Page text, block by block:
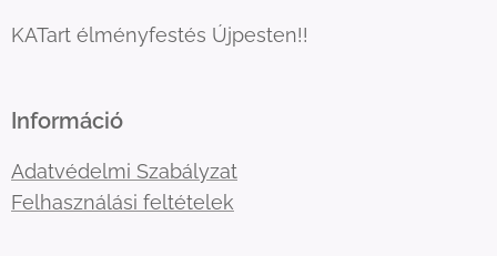
KATart élményfestés Újpesten!!
Információ
Adatvédelmi Szabályzat
Felhasználási feltételek